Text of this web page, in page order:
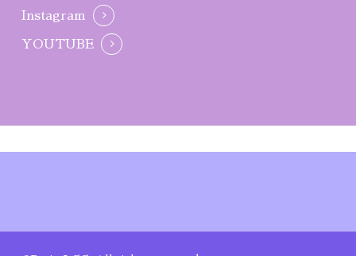
Instagram
YOUTUBE